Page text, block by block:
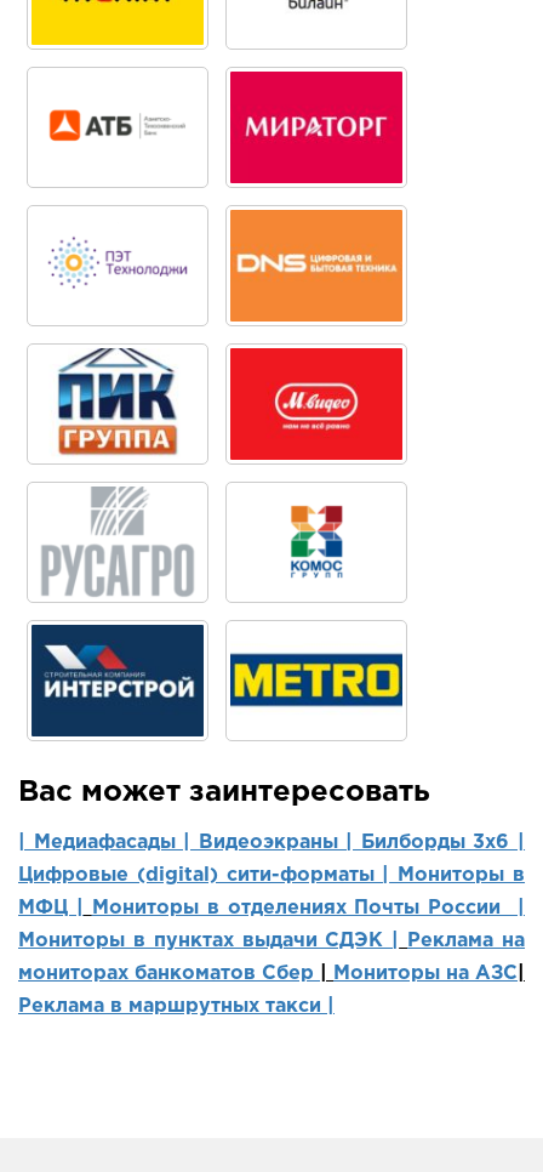
Вас может заинтересовать
| Медиафасады | Видеоэкраны |
Билборды 3х6 |
Цифровые (digital) сити-форматы |
Мониторы в
МФЦ |
Мониторы в отделениях Почты России |
Мониторы в пунктах выдачи СДЭК |
Реклама на
мониторах банкоматов Сбер
Мониторы на АЗС
Реклама в маршрутных такси |